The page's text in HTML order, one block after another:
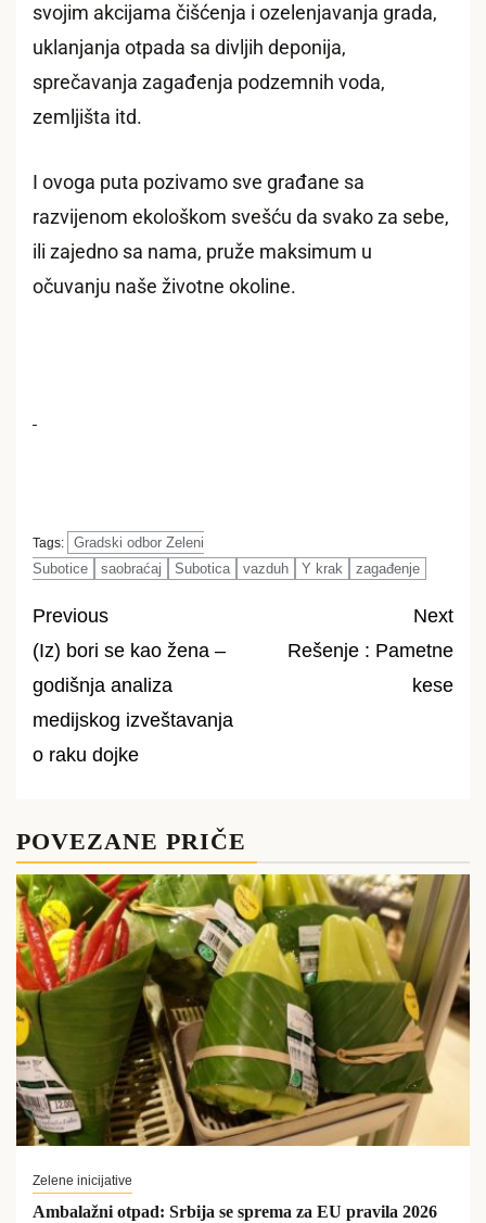
svojim akcijama čišćenja i ozelenjavanja grada,
uklanjanja otpada sa divljih deponija,
sprečavanja zagađenja podzemnih voda,
zemljišta itd.
I ovoga puta pozivamo sve građane sa
razvijenom ekološkom svešću da svako za sebe,
ili zajedno sa nama, pruže maksimum u
očuvanju naše životne okoline.
Tags:
Gradski odbor Zeleni
Subotice
saobraćaj Subotica vazduh Y krak zagađenje
Post
navigation
Previous
(Iz) bori se kao žena –
godišnja analiza
medijskog izveštavanja
o raku dojke
Next
Rešenje : Pametne
kese
POVEZANE PRIČE
Zelene inicijative
Ambalažni otpad: Srbija se sprema za EU pravila 2026